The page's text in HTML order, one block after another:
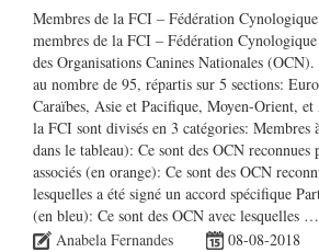
Membres de la FCI – Fédération
membres de la FCI – Fédération
des Organisations Canines Nationales
au nombre de 95, répartis sur 5 sections:
Caraïbes, Asie et Pacifique, Moyen-Orient,
la FCI sont divisés en 3 catégories: Membres
dans le tableau): Ce sont des OCN
associés (en orange): Ce sont des OCN
lesquelles a été signé un accord spécifique
(en bleu): Ce sont des OCN avec lesquelles …
Anabela Fernandes
08-08-2018